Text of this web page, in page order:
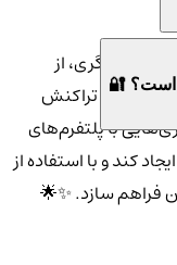
گردشگری، از
تراکنش
با پلتفرم‌های
کند و با استفاده از
فراهم سازد. ✨🌟